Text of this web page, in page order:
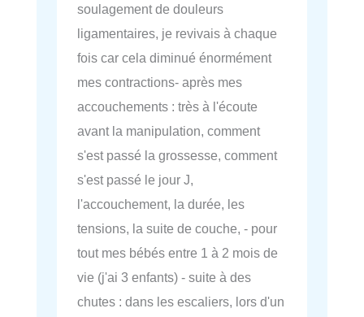
soulagement de douleurs
ligamentaires, je revivais à chaque
fois car cela diminué énormément
mes contractions- après mes
accouchements : très à l'écoute
avant la manipulation, comment
s'est passé la grossesse, comment
s'est passé le jour J,
l'accouchement, la durée, les
tensions, la suite de couche, - pour
tout mes bébés entre 1 à 2 mois de
vie (j'ai 3 enfants) - suite à des
chutes : dans les escaliers, lors d'un